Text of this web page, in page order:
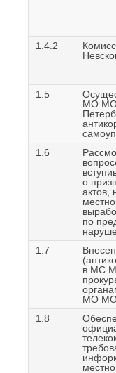
1.4.2
1.5
МО МО
1.6
о
актов,
по
1.7
в МС
МО МО
1.8